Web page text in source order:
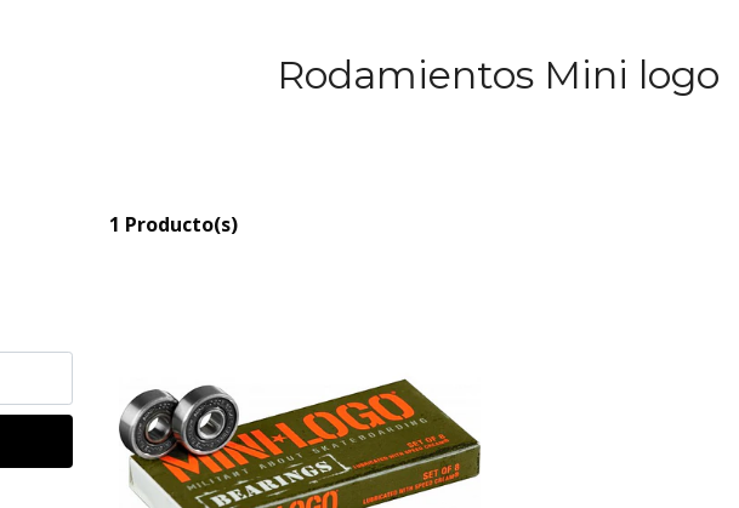
Rodamientos Mini logo
1 Producto(s)